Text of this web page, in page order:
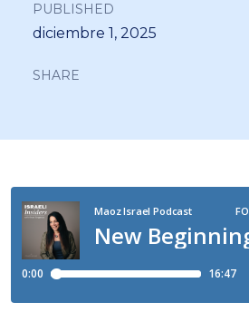
PUBLISHED
diciembre 1, 2025
SHARE